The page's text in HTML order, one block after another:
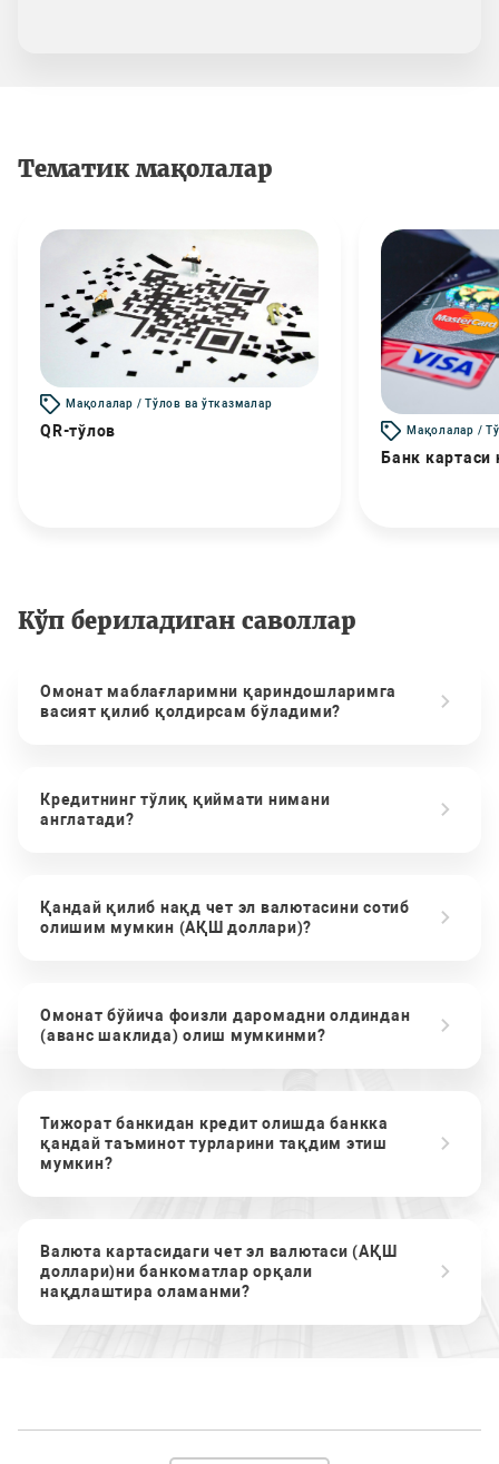
Тематик мақолалар
Мақолалар / Тўлов ва ўтказмалар
QR-тўлов Мақолалар /
Банк картаси
Кўп бериладиган саволлар
Омонат маблағларимни қариндошларимга
васият қилиб қолдирсам бўладими?
Кредитнинг тўлиқ қиймати нимани
англатади?
Қандай қилиб нақд чет эл валютасини сотиб
олишим мумкин (АҚШ доллари)?
Омонат бўйича фоизли даромадни олдиндан
(аванс шаклида) олиш мумкинми?
Тижорат банкидан кредит олишда банкка
қандай таъминот турларини тақдим этиш
мумкин?
Валюта картасидаги чет эл валютаси (АҚШ
доллари)ни банкоматлар орқали
нақдлаштира оламанми?